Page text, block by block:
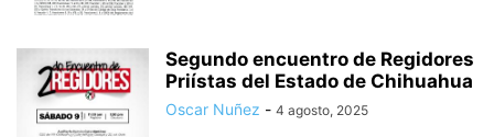
Segundo encuentro de Regidores
Priístas del Estado de Chihuahua
Oscar Nuñez - 4 agosto, 2025